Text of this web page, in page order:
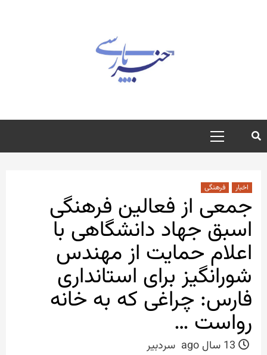
منوی
اصلی
اخبار فرهنگی
جمعی از فعالین فرهنگی
اسبق جهاد دانشگاهی با
اعلام حمایت از مهندس
شورانگیز برای استانداری
فارس: چراغی که به خانه
رواست …
سردبیر